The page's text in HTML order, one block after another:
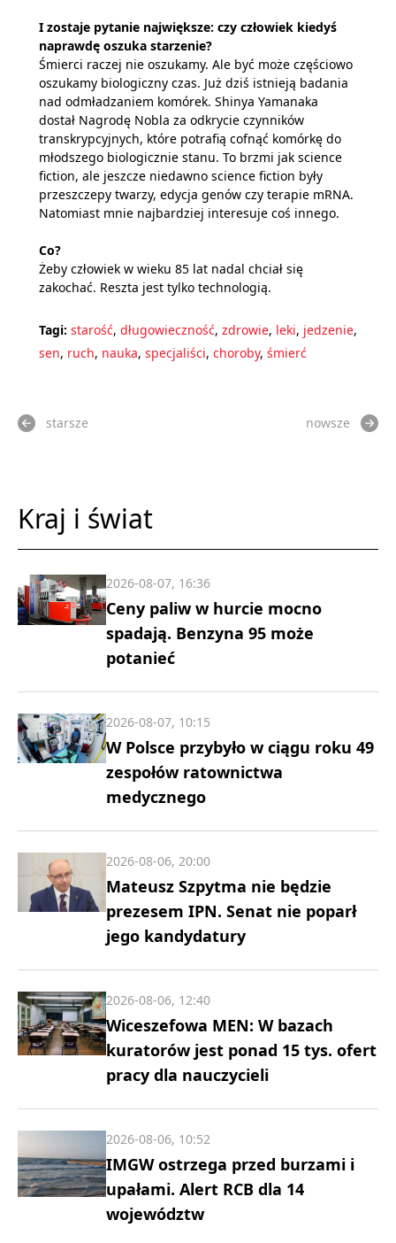
I zostaje pytanie największe: czy człowiek kiedyś
naprawdę oszuka starzenie?
Śmierci raczej nie oszukamy. Ale być może częściowo
oszukamy biologiczny czas. Już dziś istnieją badania
nad odmładzaniem komórek. Shinya Yamanaka
dostał Nagrodę Nobla za odkrycie czynników
transkrypcyjnych, które potrafią cofnąć komórkę do
młodszego biologicznie stanu. To brzmi jak science
fiction, ale jeszcze niedawno science fiction były
przeszczepy twarzy, edycja genów czy terapie mRNA.
Natomiast mnie najbardziej interesuje coś innego.
Co?
Żeby człowiek w wieku 85 lat nadal chciał się
zakochać. Reszta jest tylko technologią.
Tagi: starość, długowieczność, zdrowie, leki, jedzenie,
sen, ruch, nauka, specjaliści, choroby, śmierć
starsze nowsze
Kraj i świat
Ceny paliw w hurcie mocno
spadają. Benzyna 95 może
potanieć
2026-08-07, 16:36
W Polsce przybyło w ciągu roku 49
zespołów ratownictwa
medycznego
2026-08-07, 10:15
Mateusz Szpytma nie będzie
prezesem IPN. Senat nie poparł
jego kandydatury
2026-08-06, 20:00
Wiceszefowa MEN: W bazach
kuratorów jest ponad 15 tys. ofert
pracy dla nauczycieli
2026-08-06, 12:40
IMGW ostrzega przed burzami i
upałami. Alert RCB dla 14
województw
2026-08-06, 10:52